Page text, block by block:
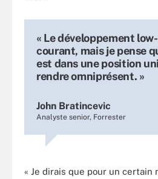
« Le développement
courant, mais je pense
est dans une position
rendre omniprésent. »
John Bratincevic
Analyste senior, Forrester
« Je dirais que pour un certain